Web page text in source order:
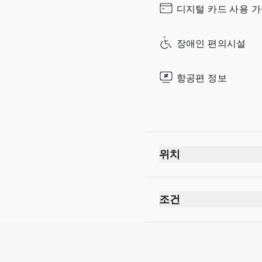
Sunday디지털 카드 사용
장애인 편의시설
항공편 정보
위치
조건